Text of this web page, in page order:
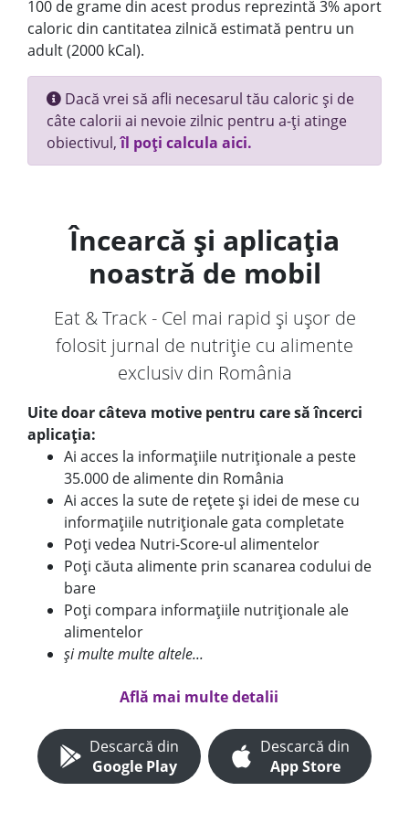
100 de grame din acest produs reprezintă 3% aport
caloric din cantitatea zilnică estimată pentru un
adult (2000 kCal).
Dacă vrei să afli necesarul tău caloric și de
câte calorii ai nevoie zilnic pentru a-ți atinge
obiectivul,îl poți calcula aici.
Încearcă și aplicația
noastră de mobil
Eat & Track - Cel mai rapid și ușor de
folosit jurnal de nutriție cu alimente
exclusiv din România
Uite doar câteva motive pentru care să încerci
aplicația:
Ai acces la informațiile nutriționale a peste
35.000 de alimente din România
Ai acces la sute de rețete și idei de mese cu
informațiile nutriționale gata completate
Poți vedea Nutri-Score-ul alimentelor
Poți căuta alimente prin scanarea codului de
bare
Poți compara informațiile nutriționale ale
alimentelor
și multe multe altele...
Află mai multe detalii
Descarcă din
Google Play
Descarcă din
App Store